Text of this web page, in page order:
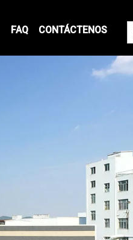
FAQ CONTÁCTENOS